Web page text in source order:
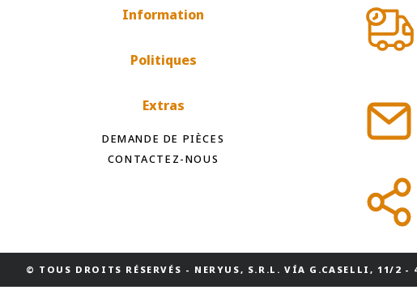
Information
Politiques
Extras
DEMANDE DE PIÈCES
CONTACTEZ-NOUS
© TOUS DROITS RÉSERVÉS - NERYUS, S.R.L. VÍA G.CASELLI, 11/2 -